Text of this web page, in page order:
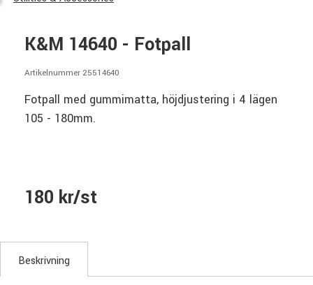
K&M 14640 - Fotpall
Artikelnummer 25514640
Fotpall med gummimatta, höjdjustering i 4 lägen
105 - 180mm.
180 kr/st
Beskrivning